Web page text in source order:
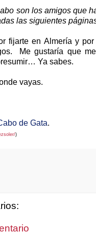
son los amigos que
las siguientes
fijarte en Almería y
Me gustaría que
Ya sabes.
vayas.
de Gata.
)